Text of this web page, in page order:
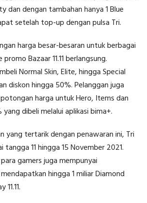
dan dengan tambahan hanya 1 Blue
setelah top-up dengan pulsa Tri.
harga besar-besaran untuk berbagai
Bazaar 11.11 berlangsung.
Normal Skin, Elite, hingga Special
diskon hingga 50%. Pelanggan juga
harga untuk Hero, Items dan
dibeli melalui aplikasi bima+.
yang tertarik dengan penawaran ini, Tri
tangga 11 hingga 15 November 2021.
gamers juga mempunyai
hingga 1 miliar Diamond